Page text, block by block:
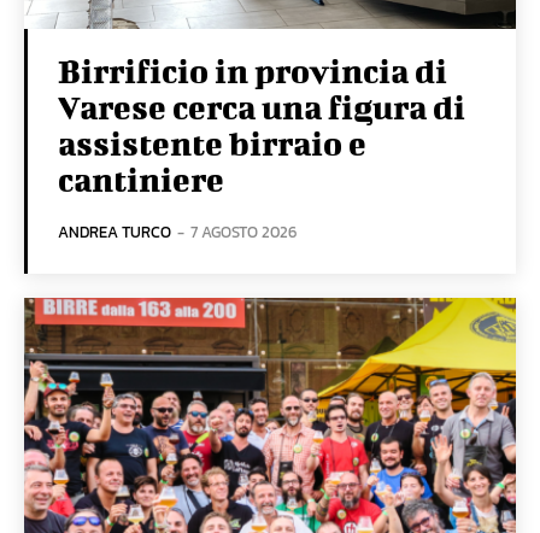
Birrificio in provincia di
Varese cerca una figura di
assistente birraio e
cantiniere
ANDREA TURCO - 7 AGOSTO 2026